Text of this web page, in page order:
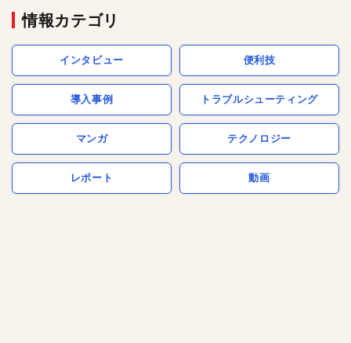
情報カテゴリ
インタビュー 便利技
導入事例 トラブルシューティング
マンガ テクノロジー
レポート 動画